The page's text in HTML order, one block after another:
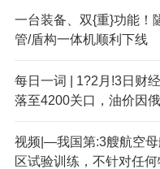
一台装备、双{重}功能！
管/盾构一体机顺利下线
每日一词 | 1?2月!3日财
落至4200关口，油价因
视频|—我国第:3艘航空
区试验训练，不针对任